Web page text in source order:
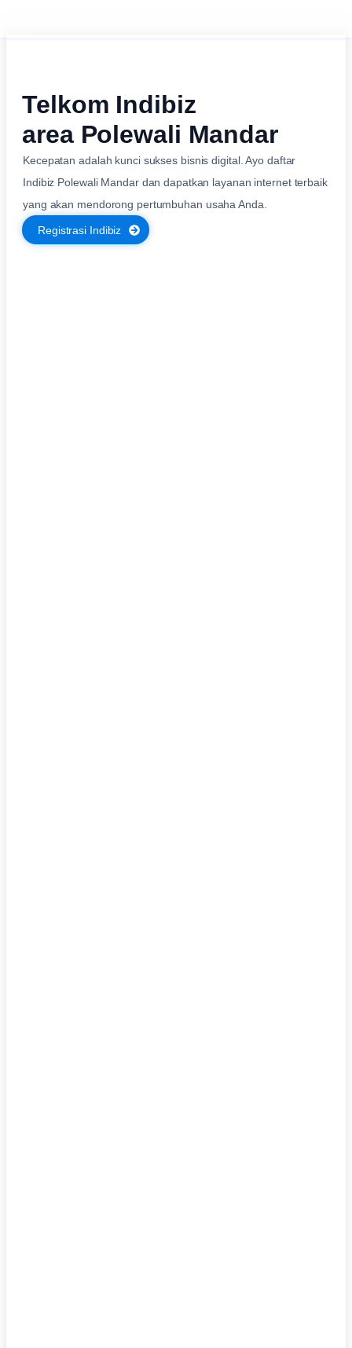
Telkom Indibiz
area Polewali Mandar
Kecepatan adalah kunci sukses bisnis digital. Ayo daftar
Indibiz Polewali Mandar dan dapatkan layanan internet terbaik
yang akan mendorong pertumbuhan usaha Anda.
Registrasi Indibiz